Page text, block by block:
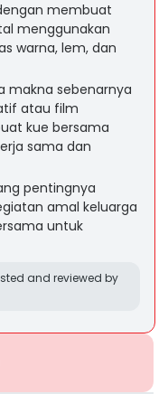
membuat
menggunakan
warna, lem, dan
makna sebenarnya
atau film
kue bersama
sama dan
pentingnya
amal keluarga
untuk
and reviewed by